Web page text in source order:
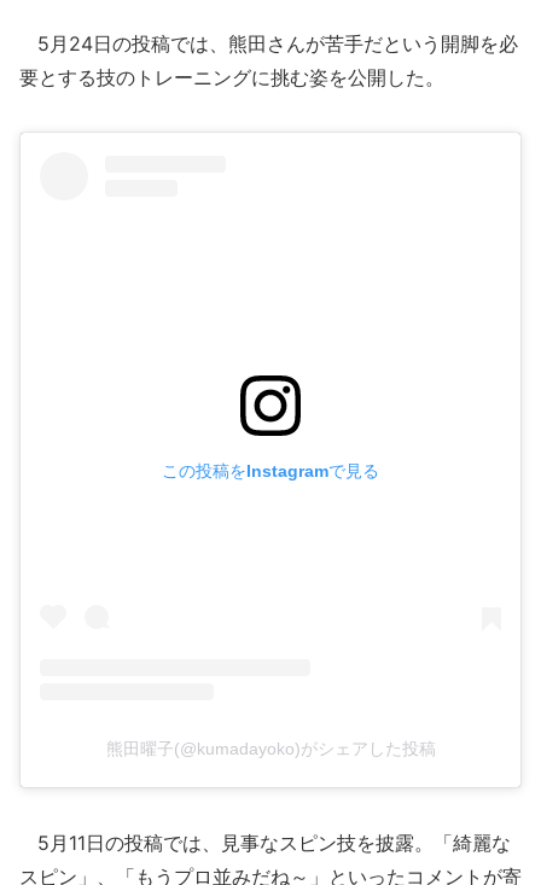
5月24日の投稿では、熊田さんが苦手だという開脚を必
要とする技のトレーニングに挑む姿を公開した。
この投稿をInstagramで見る
熊田曜子(@kumadayoko)がシェアした投稿
5月11日の投稿では、見事なスピン技を披露。「綺麗な
スピン」、「もうプロ並みだね～」といったコメントが寄